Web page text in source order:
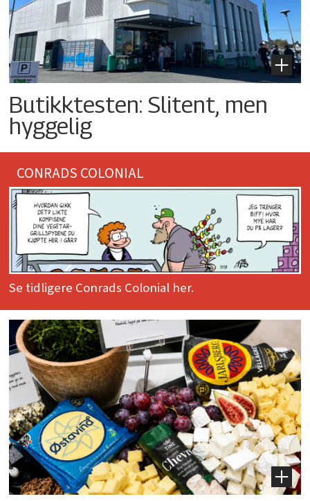
Butikktesten: Slitent, men
hyggelig
CONRADS COLONIAL
Se tidligere Conrads Colonial her.